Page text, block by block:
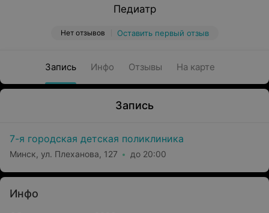
Педиатр
Нет отзывов Оставить первый отзыв
Запись Инфо Отзывы На карте
Запись
7-я городская детская поликлиника
Минск, ул. Плеханова, 127 до 20:00
Инфо